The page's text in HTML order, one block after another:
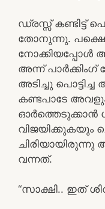
ഡ്രസ്സ്‌ കണ്ടിട്ട്
തോനുന്നു.
നോക്കിയപ്പോൾ
അന്ന് പാർക്കിംഗ്
അടിച്ചു
കണ്ടപാടേ
ഓർത്തെടുക്കാൻ
വിജയിക്കുകയും
വന്നത്.
“സാക്ഷി.. ഇത്